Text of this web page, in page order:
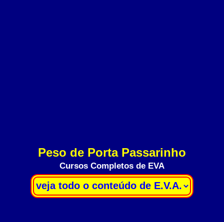
Peso de Porta Passarinho
Cursos Completos de EVA